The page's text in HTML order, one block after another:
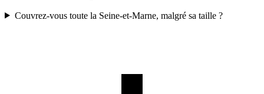
Couvrez-vous toute la Seine-et-Marne, malgré sa taille ?